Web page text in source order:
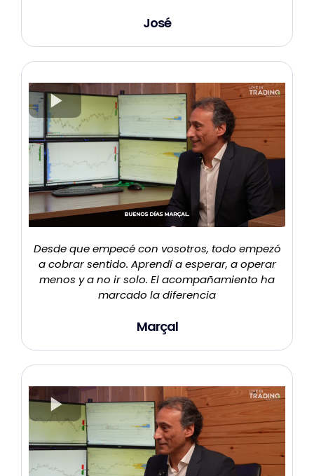
José
Desde que empecé con vosotros, todo empezó
a cobrar sentido. Aprendí a esperar, a operar
menos y a no ir solo. El acompañamiento ha
marcado la diferencia
Marçal